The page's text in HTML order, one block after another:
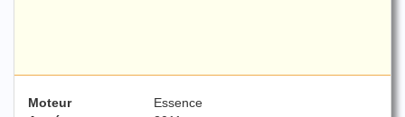
Moteur
Essence